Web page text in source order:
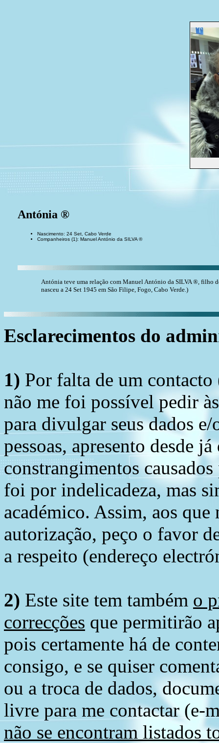
Antónia ®
Nascimento: 24 Set, Cabo Verde
Companheiros (1): Manuel António da SILVA ®
Antónia teve uma relação com Manuel António da SILVA ®, filho
nasceu a 24 Set 1945 em São Filipe, Fogo, Cabo Verde.)
Esclarecimentos do
1) Por falta de um
não me foi possível pedir
para divulgar seus dados
pessoas, apresento desde
constrangimentos
foi por indelicadeza, mas
académico. Assim, aos
autorização, peço o favor
a respeito (endereço
2) Este site tem também o
correcções que permitirão
pois certamente há de
consigo, e se quiser
ou a troca de dados,
livre para me contactar (e-
não se encontram listados